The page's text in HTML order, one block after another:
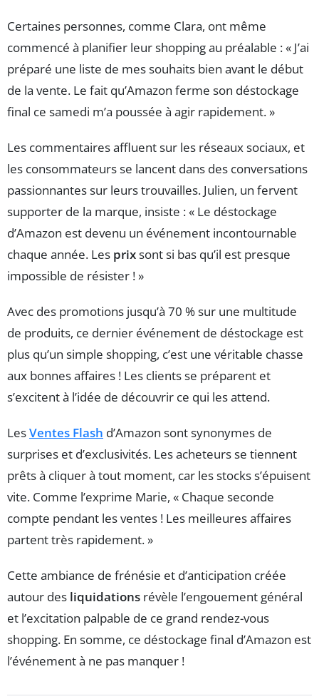
Certaines personnes, comme Clara, ont même
commencé à planifier leur shopping au préalable : « J’ai
préparé une liste de mes souhaits bien avant le début
de la vente. Le fait qu’Amazon ferme son déstockage
final ce samedi m’a poussée à agir rapidement. »
Les commentaires affluent sur les réseaux sociaux, et
les consommateurs se lancent dans des conversations
passionnantes sur leurs trouvailles. Julien, un fervent
supporter de la marque, insiste : « Le déstockage
d’Amazon est devenu un événement incontournable
chaque année. Les prixsont si bas qu’il est presque
impossible de résister ! »
Avec des promotions jusqu’à 70 % sur une multitude
de produits, ce dernier événement de déstockage est
plus qu’un simple shopping, c’est une véritable chasse
aux bonnes affaires ! Les clients se préparent et
s’excitent à l’idée de découvrir ce qui les attend.
LesVentes Flash d’Amazon sont synonymes de
surprises et d’exclusivités. Les acheteurs se tiennent
prêts à cliquer à tout moment, car les stocks s’épuisent
vite. Comme l’exprime Marie, « Chaque seconde
compte pendant les ventes ! Les meilleures affaires
partent très rapidement. »
Cette ambiance de frénésie et d’anticipation créée
autour des liquidations révèle l’engouement général
et l’excitation palpable de ce grand rendez-vous
shopping. En somme, ce déstockage final d’Amazon est
l’événement à ne pas manquer !